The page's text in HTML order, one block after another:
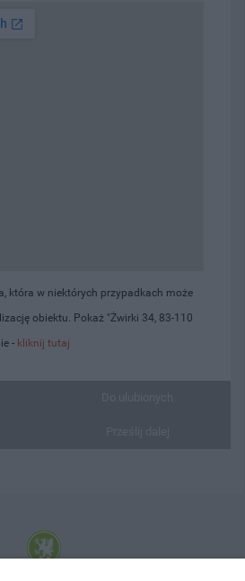
która w niektórych przypadkach może
obiektu. Pokaż "Żwirki 34, 83-110
- kliknij tutaj
z o.o. Internetowy Serwis Informacyjny Miasta